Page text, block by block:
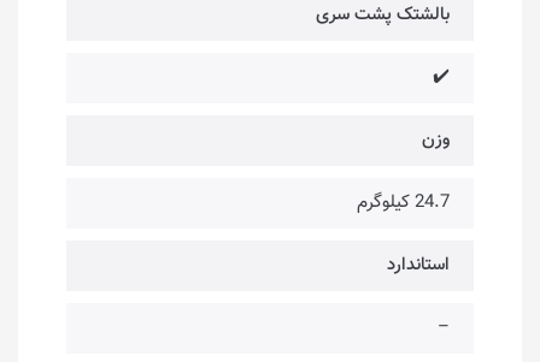
بالشتک پشت سری
✔️
وزن
24.7 کیلوگرم
استاندارد
–